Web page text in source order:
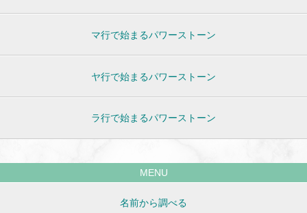
マ行で始まるパワーストーン
ヤ行で始まるパワーストーン
ラ行で始まるパワーストーン
MENU
名前から調べる